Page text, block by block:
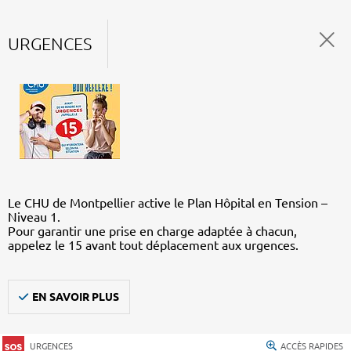
URGENCES
Le CHU de Montpellier active le Plan Hôpital en Tension –
Niveau 1.
Pour garantir une prise en charge adaptée à chacun,
appelez le 15 avant tout déplacement aux urgences.
EN SAVOIR PLUS
URGENCES ACCÈS RAPIDES